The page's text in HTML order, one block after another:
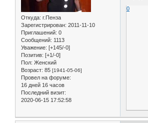
Откуда: г.Пенза
Зарегистрирован: 2011-11-10
Приглашений: 0
Сообщений: 1113
Уважение: [+145/-0]
Позитив: [+1/-0]
Пол: Женский
Возраст: 85 [1941-05-06]
Провел на форуме:
16 дней 16 часов
Последний визит:
2020-06-15 17:52:58
0